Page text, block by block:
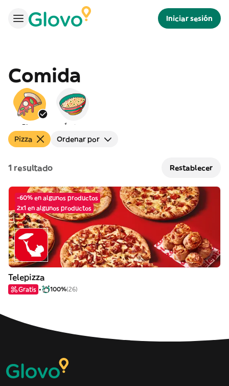
Iniciar sesión
Comida
Pizza Árabe
Pizza Ordenar por
1 resultado Restablecer
-60% en algunos productos
2x1 en algunos productos
Telepizza
Gratis 100%(26)